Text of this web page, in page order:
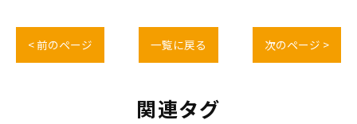
< 前のページ 一覧に戻る 次のページ >
関連タグ